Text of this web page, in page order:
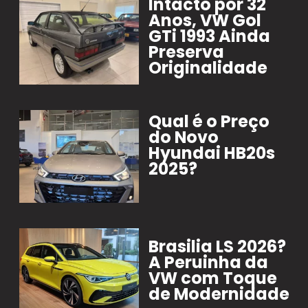
Intacto por 32
Anos, VW Gol
GTi 1993 Ainda
Preserva
Originalidade
Qual é o Preço
do Novo
Hyundai HB20s
2025?
Brasilia LS 2026?
A Peruinha da
VW com Toque
de Modernidade